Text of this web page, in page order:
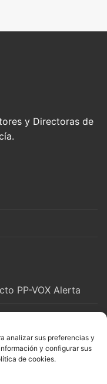
analizar sus preferencias y
y configurar sus
de cookies.
y Directoras de
PP-VOX Alerta